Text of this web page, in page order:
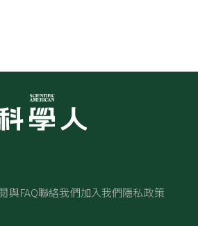
與FAQ聯絡我們加入我們隱私政策